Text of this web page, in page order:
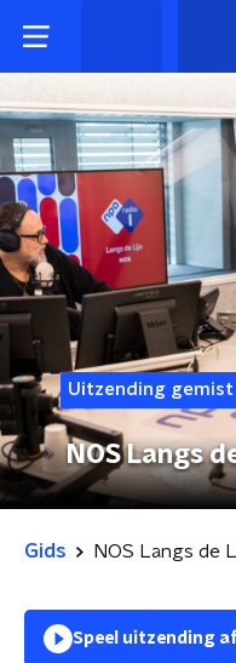
Uitzending gemist
NOS Langs
Gids NOS Langs de
Speel uitzending af